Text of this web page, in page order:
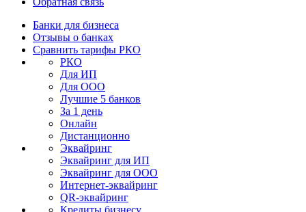
Банки для бизнеса
Отзывы о банках
Сравнить тарифы РКО
РКО
Для ИП
Для ООО
Лучшие 5 банков
За 1 день
Онлайн
Дистанционно
Эквайринг
Эквайринг для ИП
Эквайринг для ООО
Интернет-эквайринг
QR-эквайринг
Кредиты бизнесу